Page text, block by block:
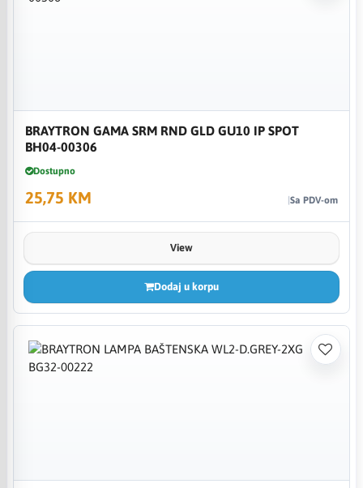
BRAYTRON GAMA SRM RND GLD GU10 IP SPOT
BH04-00306
Dostupno
25,75 KM Sa PDV-om
View
Dodaj u korpu